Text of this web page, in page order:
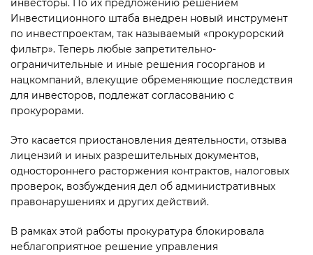
инвесторы. По их предложению решением
Инвестиционного штаба внедрен новый инст­румент
по инвестпроектам, так называемый «прокурорский
фильтр». Теперь любые запретительно-
ограничительные и иные решения госорганов и
нацкомпаний, влекущие обременяющие последствия
для инвесторов, подлежат согласованию с
прокурорами.
Это касается приостановления деятельности, отзыва
лицензий и иных разрешительных докумен­тов,
одностороннего расторжения контрактов, налоговых
проверок, возбуждения дел об административных
правонарушениях и других действий.
В рамках этой работы прокуратура блокировала
неблагоприятное решение управления